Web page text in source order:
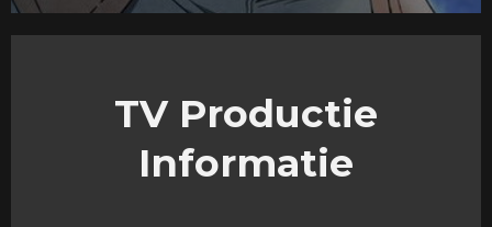
TV Productie
Informatie